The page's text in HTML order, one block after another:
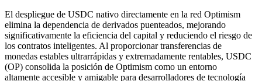
El despliegue de USDC nativo directamente en la red Optimism
elimina la dependencia de derivados puenteados, mejorando
significativamente la eficiencia del capital y reduciendo el riesgo de
los contratos inteligentes. Al proporcionar transferencias de
monedas estables ultrarrápidas y extremadamente rentables, USDC
(OP) consolida la posición de Optimism como un entorno
altamente accesible y amigable para desarrolladores de tecnología